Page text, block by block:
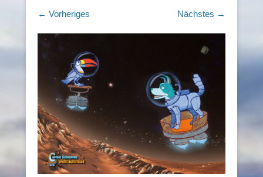
← Vorheriges Nächstes →